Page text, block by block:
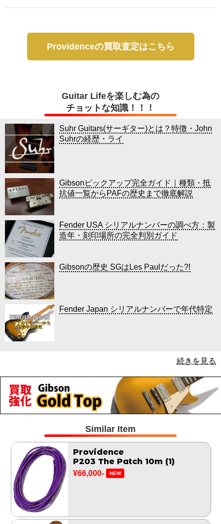
Providenceの買取査定はこちら
Guitar Lifeを楽しむ為の
チョットな知識！！！
Suhr Guitars(サーギター)とは？特徴・John
Suhrの経歴・ライ
Gibsonピックアップ完全ガイド｜種類・抵
抗値一覧からPAFの歴史まで徹底解説
Fender USA シリアルナンバーの調べ方：製
造年・刻印場所の完全判別ガイド
Gibsonの歴史 SGはLes Paulだった?!
Fender Japan シリアルナンバーで年代特定
続きを見る
Similar Item
Providence
P203 The Patch 10m (1)
¥66,000- NEW